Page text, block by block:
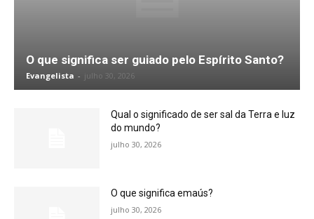
O que significa ser guiado pelo Espírito Santo?
Evangelista - julho 30, 2026
Qual o significado de ser sal da Terra e luz
do mundo?
julho 30, 2026
O que significa emaús?
julho 30, 2026